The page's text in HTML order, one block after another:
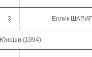
3 Енлик ШАРИП
Юноши (1994)